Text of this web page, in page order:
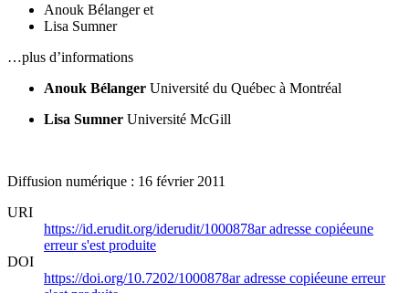
Anouk Bélangeret
Lisa Sumner
…plus d’informations
Anouk Bélanger Université du Québec à Montréal
Lisa Sumner Université McGill
Diffusion numérique : 16 février 2011
URI
https://id.erudit.org/iderudit/1000878aradresse copiéeune
erreur s'est produite
DOI
https://doi.org/10.7202/1000878aradresse copiéeune erreur